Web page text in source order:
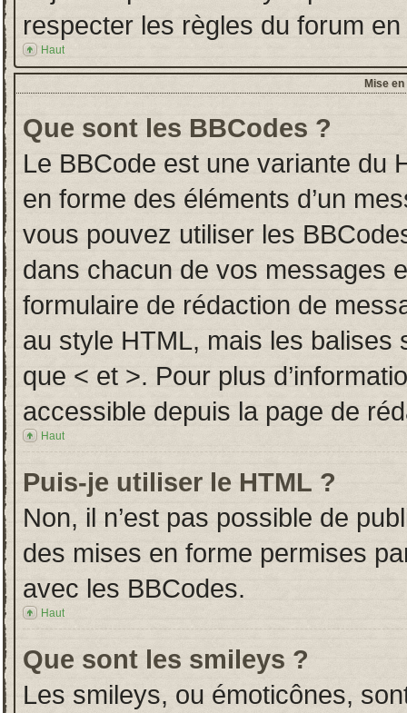
respecter les règles du forum
Haut
Mise
Que sont les BBCodes ?
Le BBCode est une variante du
en forme des éléments d’un
vous pouvez utiliser les
dans chacun de vos messages
formulaire de rédaction de
au style HTML, mais les
que < et >. Pour plus
accessible depuis la page de
Haut
Puis-je utiliser le HTML ?
Non, il n’est pas possible de
des mises en forme permises
avec les BBCodes.
Haut
Que sont les smileys ?
Les smileys, ou émoticônes,